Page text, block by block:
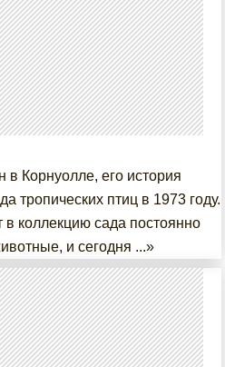
в Корнуолле, его история
тропических птиц в 1973 году.
коллекцию сада постоянно
и сегодня ...»